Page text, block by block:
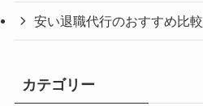
安い退職代行のおすすめ比較
カテゴリー